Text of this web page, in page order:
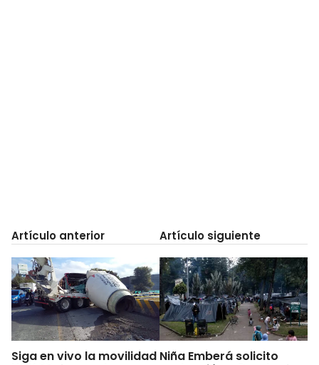
Artículo anterior
Siga en vivo la movilidad
Artículo siguiente
Niña Emberá solicito